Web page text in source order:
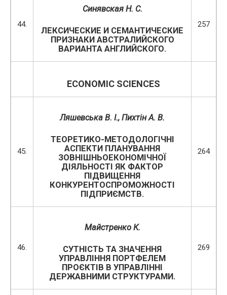
44.
Синявская Н. С.
ЛЕКСИЧЕСКИЕ И СЕМАНТИЧЕСКИЕ
ПРИЗНАКИ АВСТРАЛИЙСКОГО
ВАРИАНТА АНГЛИЙСКОГО.
257
ECONOMIC SCIENCES
45.
Ляшевська В. І., Пихтін А. В.
ТЕОРЕТИКО-МЕТОДОЛОГІЧНІ
АСПЕКТИ ПЛАНУВАННЯ
ЗОВНІШНЬОЕКОНОМІЧНОЇ
ДІЯЛЬНОСТІ ЯК ФАКТОР
ПІДВИЩЕННЯ
КОНКУРЕНТОСПРОМОЖНОСТІ
ПІДПРИЄМСТВ.
264
46.
Майстренко К.
СУТНІСТЬ ТА ЗНАЧЕННЯ
УПРАВЛІННЯ ПОРТФЕЛЕМ
ПРОЄКТІВ В УПРАВЛІННІ
ДЕРЖАВНИМИ СТРУКТУРАМИ.
269